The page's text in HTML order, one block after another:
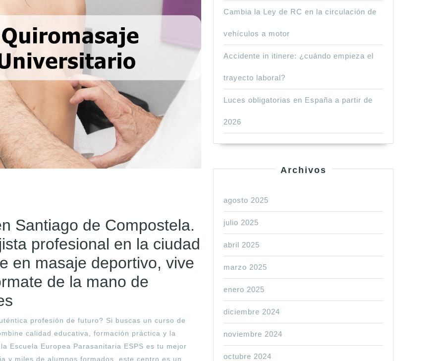
Santiago de Compostela.
profesional en la ciudad
en masaje deportivo, vive
de la mano de
profesión de futuro? Si buscas un curso de
calidad educativa, formación práctica y la
Escuela Europea Parasanitaria ESPS es tu mejor
y miles de alumnos formados, este centro es un
Cambia la Ley de RC en la circulación de
vehículos a motor
Accidente in itinere: ¿cuándo empieza el
trayecto laboral?
Luces obligatorias en España a partir de
2026
Archivos
agosto 2025
julio 2025
abril 2025
marzo 2025
enero 2025
diciembre 2024
noviembre 2024
octubre 2024